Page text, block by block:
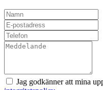
Jag godkänner att mina